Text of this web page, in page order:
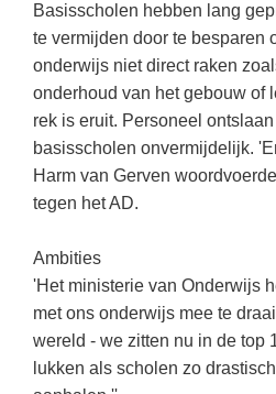
April 2026
Geschiedenis
Handelswetenschappen
Informatica
Klassieke Talen
Letterkunde
Maatschappijleer
Muziek
Taalzee: adaptief
Theater als middel voor
sociale vaardigheden
Lesmateriaal gebaseerd
(hersen)onderzoek
Meesterbaan
Biologie
Examentraining
Frans
Basisscholen hebben lang
te vermijden door te besparen
onderwijs niet direct raken
onderhoud van het gebouw of
rek is eruit. Personeel ontslaan
basisscholen onvermijdelijk.
Harm van Gerven
tegen het AD.
Ambities
'Het ministerie van Onderwijs
met ons onderwijs mee te
wereld - we zitten nu in de top
lukken als scholen zo